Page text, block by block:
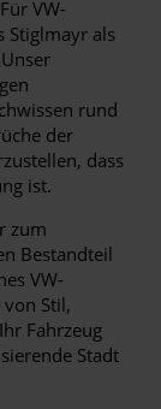
Für VW-
Stiglmayr als
rund
der
dass
ist.
zum
Bestandteil
VW-
Stil,
Fahrzeug
Stadt